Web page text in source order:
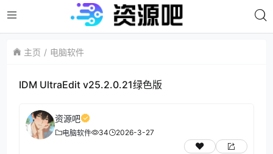
主页 电脑软件
IDM UltraEdit v25.2.0.21绿色版
资源吧
电脑软件 34 2026-3-27